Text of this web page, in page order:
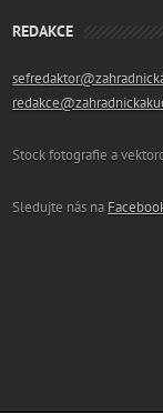
REDAKCE
Stock fotografie a
Sledujte nás na